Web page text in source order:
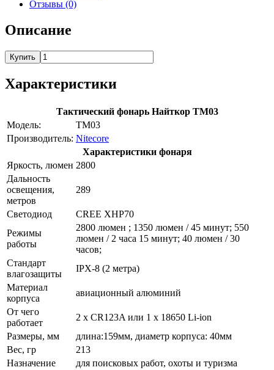
Отзывы (0)
Описание
Купить
Характеристики
Тактический фонарь Найткор ТМ03
Модель:
TM03
Производитель: Nitecore
Характеристики фонаря
Яркость, люмен 2800
Дальность
освещения,
метров
289
Светодиод
CREE XHP70
Режимы
работы
2800 люмен ; 1350 люмен / 45 минут; 550
люмен / 2 часа 15 минут; 40 люмен / 30
часов;
Стандарт
влагозащиты
IPX-8 (2 метра)
Материал
корпуса
авиационный алюминий
От чего
работает
2 x CR123A или 1 х 18650 Li-ion
Размеры, мм
длина:159мм, диаметр корпуса: 40мм
Вес, гр
213
Назначение
для поисковых работ, охоты и туризма